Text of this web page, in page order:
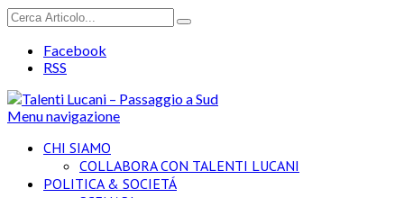
Facebook
RSS
Menu navigazione
CHI SIAMO
COLLABORA CON TALENTI LUCANI
POLITICA & SOCIETÁ